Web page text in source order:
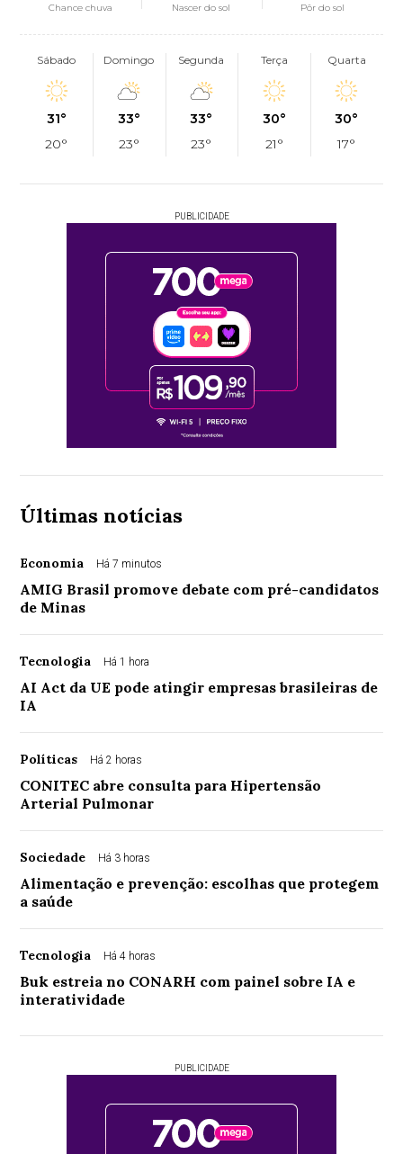
Chance chuva Nascer do sol Pôr do sol
Sábado
31°
20°
Domingo
33°
23°
Segunda
33°
23°
Terça
30°
21°
Quarta
30°
17°
PUBLICIDADE
Últimas notícias
Economia Há 7 minutos
AMIG Brasil promove debate com pré-candidatos
de Minas
Tecnologia Há 1 hora
AI Act da UE pode atingir empresas brasileiras de
IA
Políticas Há 2 horas
CONITEC abre consulta para Hipertensão
Arterial Pulmonar
Sociedade Há 3 horas
Alimentação e prevenção: escolhas que protegem
a saúde
Tecnologia Há 4 horas
Buk estreia no CONARH com painel sobre IA e
interatividade
PUBLICIDADE